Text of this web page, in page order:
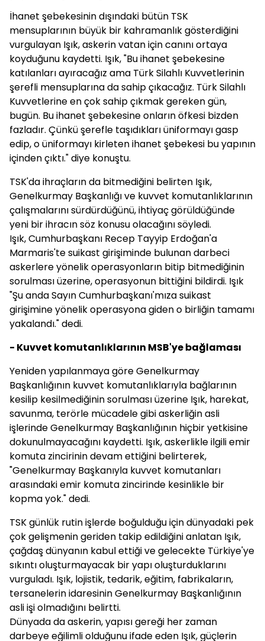
İhanet şebekesinin dışındaki bütün TSK
mensuplarının büyük bir kahramanlık gösterdiğini
vurgulayan Işık, askerin vatan için canını ortaya
koyduğunu kaydetti. Işık, "Bu ihanet şebekesine
katılanları ayıracağız ama Türk Silahlı Kuvvetlerinin
şerefli mensuplarına da sahip çıkacağız. Türk Silahlı
Kuvvetlerine en çok sahip çıkmak gereken gün,
bugün. Bu ihanet şebekesine onların öfkesi bizden
fazladır. Çünkü şerefle taşıdıkları üniformayı gasp
edip, o üniformayı kirleten ihanet şebekesi bu yapının
içinden çıktı." diye konuştu.
TSK'da ihraçların da bitmediğini belirten Işık,
Genelkurmay Başkanlığı ve kuvvet komutanlıklarının
çalışmalarını sürdürdüğünü, ihtiyaç görüldüğünde
yeni bir ihracın söz konusu olacağını söyledi.
Işık, Cumhurbaşkanı Recep Tayyip Erdoğan'a
Marmaris'te suikast girişiminde bulunan darbeci
askerlere yönelik operasyonların bitip bitmediğinin
sorulması üzerine, operasyonun bittiğini bildirdi. Işık
"Şu anda Sayın Cumhurbaşkanı'mıza suikast
girişimine yönelik operasyona giden o birliğin tamamı
yakalandı." dedi.
- Kuvvet komutanlıklarının MSB'ye bağlaması
Yeniden yapılanmaya göre Genelkurmay
Başkanlığının kuvvet komutanlıklarıyla bağlarının
kesilip kesilmediğinin sorulması üzerine Işık, harekat,
savunma, terörle mücadele gibi askerliğin asli
işlerinde Genelkurmay Başkanlığının hiçbir yetkisine
dokunulmayacağını kaydetti. Işık, askerlikle ilgili emir
komuta zincirinin devam ettiğini belirterek,
"Genelkurmay Başkanıyla kuvvet komutanları
arasındaki emir komuta zincirinde kesinlikle bir
kopma yok." dedi.
TSK günlük rutin işlerde boğulduğu için dünyadaki pek
çok gelişmenin geriden takip edildiğini anlatan Işık,
çağdaş dünyanın kabul ettiği ve gelecekte Türkiye'ye
sıkıntı oluşturmayacak bir yapı oluşturduklarını
vurguladı. Işık, lojistik, tedarik, eğitim, fabrikaların,
tersanelerin idaresinin Genelkurmay Başkanlığının
asli işi olmadığını belirtti.
Dünyada da askerin, yapısı gereği her zaman
darbeye eğilimli olduğunu ifade eden Işık, güçlerin